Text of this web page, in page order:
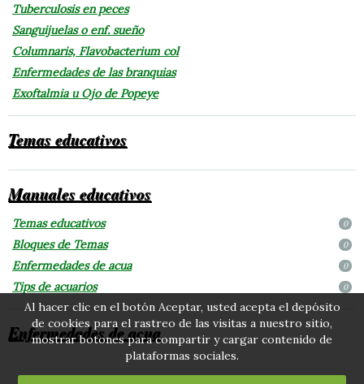
Tuberculosis en peces
Sanguijuelas o enf. sueño
Columnaris, Flavobacterium col
Enfermedades de las branquias
Exoftalmia u Ojo de Popeye
Temas educativos
Manuales educativos
Temas educativos 0
Bloques de Temas 0
Enfermedades de acua 0
Tips de acuarios 0
Enfermedades de acua
Al hacer clic en el botón Aceptar, usted acepta el depósito
de cookies para el rastreo de las visitas a nuestro sitio,
mostrar botones para compartir y cargar contenido de
plataformas sociales.